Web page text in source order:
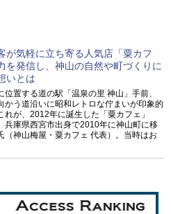
が気軽に立ち寄る人気店「粟カフ
を発信し、神山の自然や町づくりに
いとは
位置する道の駅「温泉の里 神山」手前、
かう道沿いに昭和レトロな佇まいが印象的
れが、2012年に誕生した「粟カフェ」
兵庫県西宮市出身で2010年に神山町に移
（神山梅屋・粟カフェ 代表）。当時はお